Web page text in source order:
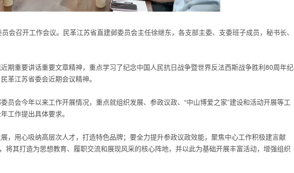
会召开工作会议。 民革江苏省直建邺委员会主任徐继东，各支部主委、支委班子成员，秘书长、
期重要讲话重要文章精神，重点学习了纪念中国人民抗日战争暨世界反法西斯战争胜利80周年纪
革江苏省委会近期会议精神。
员会今年以来工作开展情况，重点就组织发展、参政议政、“中山博爱之家”建设和活动开展等工
工作提出具体要求。
，用心吸纳高层次人才，打造特色品牌；要全力提升参政议政效能，聚焦中心工作积极建言献
将其打造为思想教育、履职交流和展现风采的核心阵地，并以此为基础开展丰富活动，增强组织